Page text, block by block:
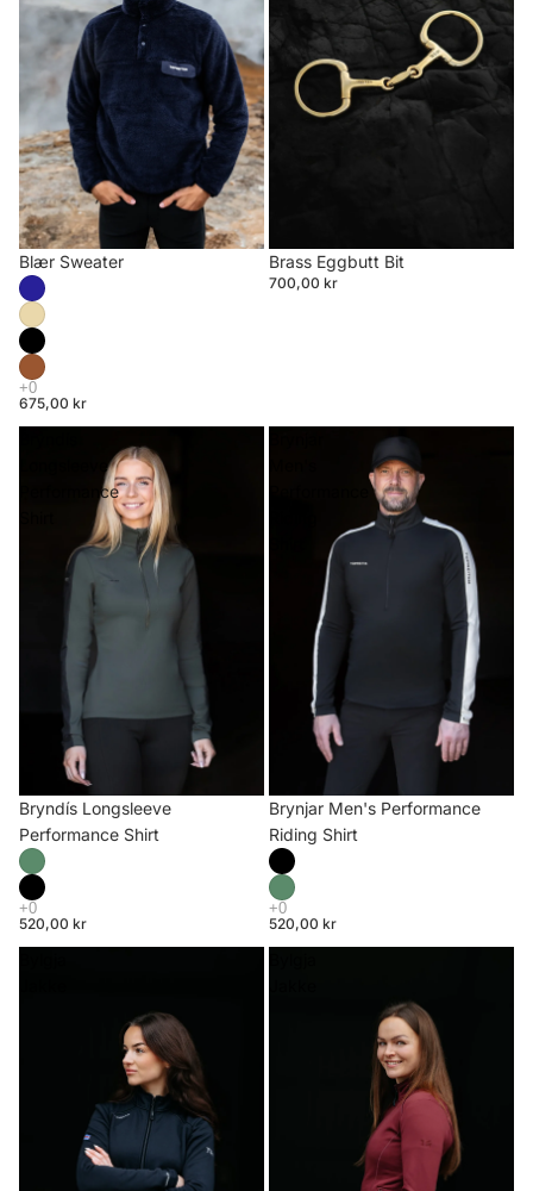
Blær Sweater
675,00 kr
Brass Eggbutt Bit
700,00 kr
Longsleeve
Performance
Bryndís Longsleeve
Performance Shirt
520,00 kr
Brynjar Men's Performance
Riding Shirt
520,00 kr